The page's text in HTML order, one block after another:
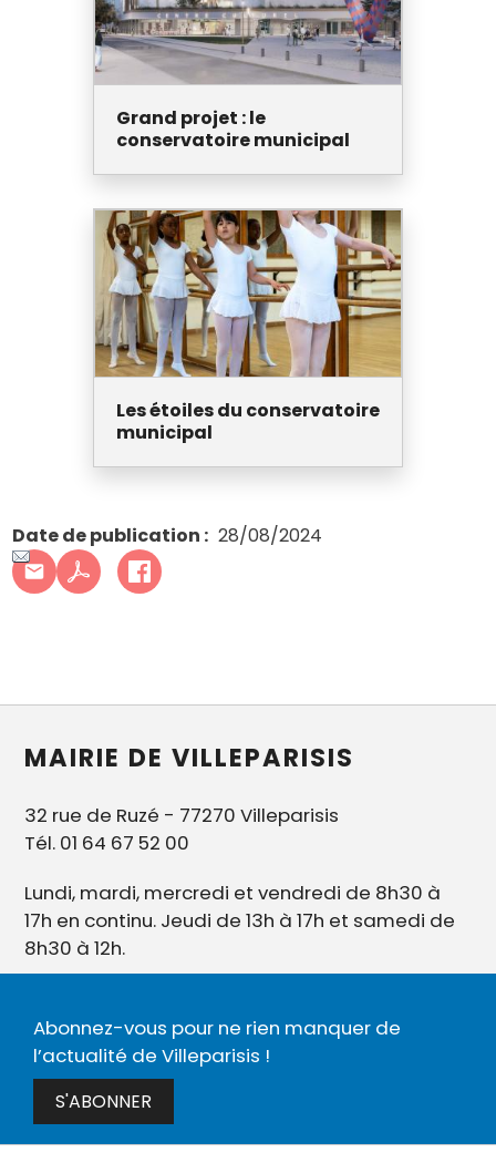
Grand projet : le
conservatoire municipal
Les étoiles du conservatoire
municipal
Date de publication 28/08/2024
MAIRIE DE VILLEPARISIS
32 rue de Ruzé - 77270 Villeparisis
Tél. 01 64 67 52 00
Lundi, mardi, mercredi et vendredi de 8h30 à
17h en continu. Jeudi de 13h à 17h et samedi de
8h30 à 12h.
Abonnez-vous pour ne rien manquer de
l’actualité de Villeparisis !
S'ABONNER